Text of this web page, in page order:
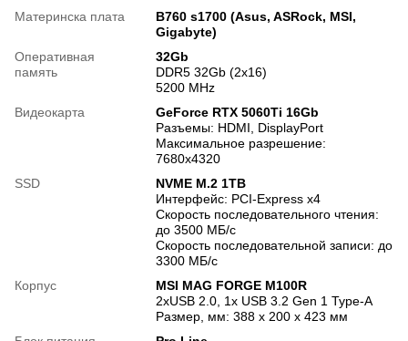
Материнска плата
B760 s1700 (Asus, ASRock, MSI,
Gigabyte)
Оперативная
память
32Gb
DDR5 32Gb (2x16)
5200 MHz
Видеокарта
GeForce RTX 5060Ti 16Gb
Разъемы: HDMI, DisplayPort
Максимальное разрешение:
7680x4320
SSD
NVME M.2 1TB
Интерфейс: PCI-Express x4
Скорость последовательного чтения:
до 3500 МБ/с
Скорость последовательной записи: до
3300 МБ/с
Корпус
MSI MAG FORGE M100R
2xUSB 2.0, 1x USB 3.2 Gen 1 Type-A
Размер, мм: 388 x 200 x 423 мм